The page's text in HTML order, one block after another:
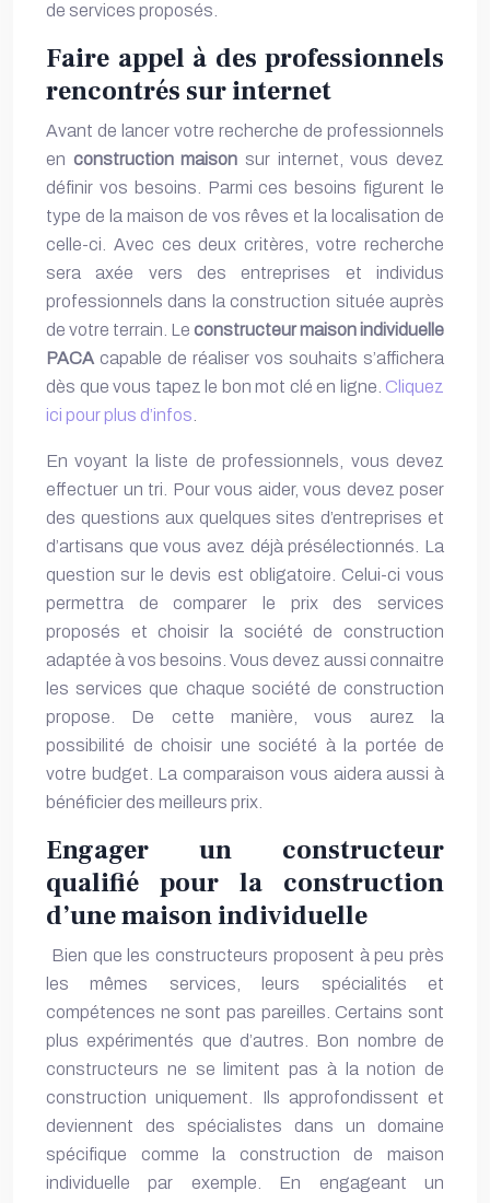
de services proposés.
Faire appel à des professionnels
rencontrés sur internet
Avant de lancer votre recherche de professionnels
en construction maison sur internet, vous devez
définir vos besoins. Parmi ces besoins figurent le
type de la maison de vos rêves et la localisation de
celle-ci. Avec ces deux critères, votre recherche
sera axée vers des entreprises et individus
professionnels dans la construction située auprès
de votre terrain. Le constructeur maison individuelle
PACA capable de réaliser vos souhaits s’affichera
dès que vous tapez le bon mot clé en ligne. Cliquez
ici pour plus d’infos
En voyant la liste de professionnels, vous devez
effectuer un tri. Pour vous aider, vous devez poser
des questions aux quelques sites d’entreprises et
d’artisans que vous avez déjà présélectionnés. La
question sur le devis est obligatoire. Celui-ci vous
permettra de comparer le prix des services
proposés et choisir la société de construction
adaptée à vos besoins. Vous devez aussi connaitre
les services que chaque société de construction
propose. De cette manière, vous aurez la
possibilité de choisir une société à la portée de
votre budget. La comparaison vous aidera aussi à
bénéficier des meilleurs prix.
Engager un constructeur
qualifié pour la construction
d’une maison individuelle
Bien que les constructeurs proposent à peu près
les mêmes services, leurs spécialités et
compétences ne sont pas pareilles. Certains sont
plus expérimentés que d’autres. Bon nombre de
constructeurs ne se limitent pas à la notion de
construction uniquement. Ils approfondissent et
deviennent des spécialistes dans un domaine
spécifique comme la construction de maison
individuelle par exemple. En engageant un